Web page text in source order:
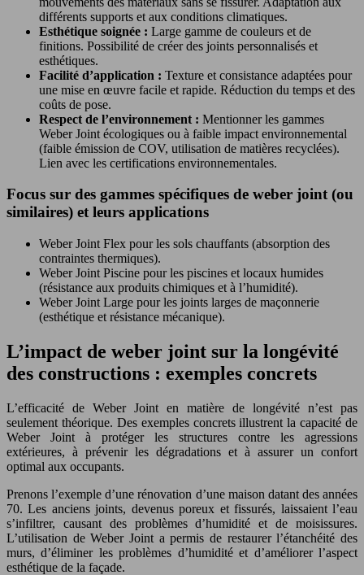
différents supports et aux conditions climatiques.
Esthétique soignée : Large gamme de couleurs et de
finitions. Possibilité de créer des joints personnalisés et
esthétiques.
Facilité d’application : Texture et consistance adaptées pour
une mise en œuvre facile et rapide. Réduction du temps et des
coûts de pose.
Respect de l’environnement : Mentionner les gammes
Weber Joint écologiques ou à faible impact environnemental
(faible émission de COV, utilisation de matières recyclées).
Lien avec les certifications environnementales.
Focus sur des gammes spécifiques de weber joint (ou
similaires) et leurs applications
Weber Joint Flex pour les sols chauffants (absorption des
contraintes thermiques).
Weber Joint Piscine pour les piscines et locaux humides
(résistance aux produits chimiques et à l’humidité).
Weber Joint Large pour les joints larges de maçonnerie
(esthétique et résistance mécanique).
L’impact de weber joint sur la longévité
des constructions : exemples concrets
L’efficacité de Weber Joint en matière de longévité n’est pas
seulement théorique. Des exemples concrets illustrent la capacité de
Weber Joint à protéger les structures contre les agressions
extérieures, à prévenir les dégradations et à assurer un confort
optimal aux occupants.
Prenons l’exemple d’une rénovation d’une maison datant des années
70. Les anciens joints, devenus poreux et fissurés, laissaient l’eau
s’infiltrer, causant des problèmes d’humidité et de moisissures.
L’utilisation de Weber Joint a permis de restaurer l’étanchéité des
murs, d’éliminer les problèmes d’humidité et d’améliorer l’aspect
esthétique de la façade.